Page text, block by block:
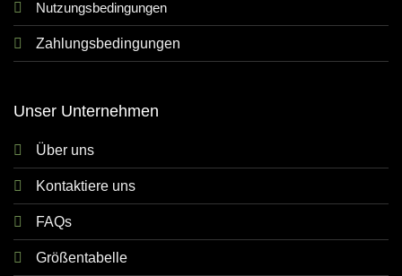
Nutzungsbedingungen
Zahlungsbedingungen
Unser Unternehmen
Über uns
Kontaktiere uns
FAQs
Größentabelle